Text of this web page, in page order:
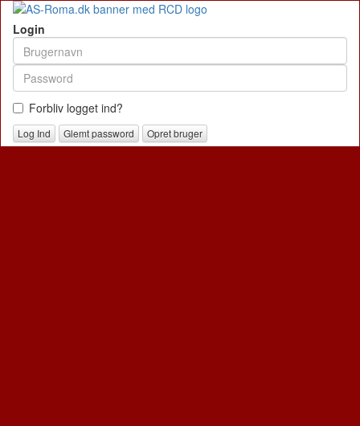
Login
Forbliv logget ind?
Glemt password Opret bruger